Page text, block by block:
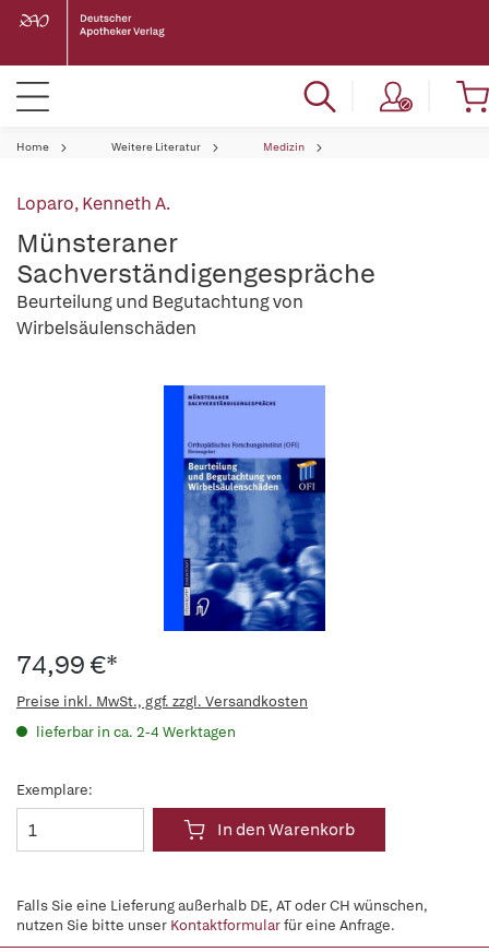
Home Weitere Literatur Medizin
Loparo, Kenneth A.
Münsteraner
Sachverständigengespräche
Beurteilung und Begutachtung von
Wirbelsäulenschäden
74,99 €*
Preise inkl. MwSt., ggf. zzgl. Versandkosten
lieferbar in ca. 2-4 Werktagen
Exemplare:
In den Warenkorb
Falls Sie eine Lieferung außerhalb DE, AT oder CH wünschen,
nutzen Sie bitte unser Kontaktformularfür eine Anfrage.